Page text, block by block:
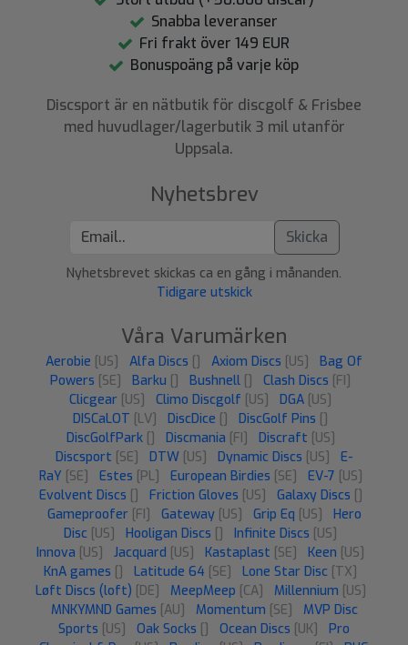
Snabba leveranser
Fri frakt över 149 EUR
Bonuspoäng på varje köp
Discsport är en nätbutik för discgolf & Frisbee
med huvudlager/lagerbutik 3 mil utanför
Uppsala.
Nyhetsbrev
Skicka
Nyhetsbrevet skickas ca en gång i månanden.
Tidigare utskick
Våra Varumärken
Aerobie [US] Alfa Discs [] Axiom Discs [US]
Bag Of
Powers [SE] Barku [] Bushnell [] Clash Discs [FI]
Clicgear [US] Climo Discgolf [US] DGA [US]
DISCaLOT [LV] DiscDice [] DiscGolf Pins []
DiscGolfPark [] Discmania [FI] Discraft [US]
Discsport [SE] DTW [US] Dynamic Discs [US]
E-
RaY [SE] Estes [PL] European Birdies [SE] EV-7 [US]
Evolvent Discs [] Friction Gloves [US] Galaxy Discs []
Gameproofer [FI] Gateway [US] Grip Eq [US]
Hero
Disc [US] Hooligan Discs [] Infinite Discs [US]
Innova [US] Jacquard [US] Kastaplast [SE] Keen [US]
KnA games [] Latitude 64 [SE] Lone Star Disc [TX]
Løft Discs (loft) [DE] MeepMeep [CA] Millennium [US]
MNKYMND Games [AU] Momentum [SE]
MVP Disc
Sports [US] Oak Socks [] Ocean Discs [UK]
Pro